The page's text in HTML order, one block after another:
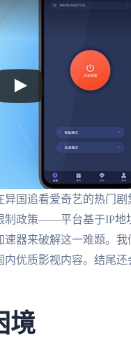
国追看爱奇艺的热门剧
政策——平台基于IP地
器来破解这一难题。
优质影视内容。结尾还
境